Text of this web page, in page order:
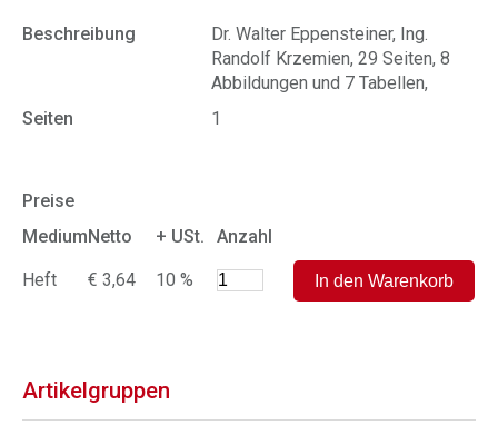
Beschreibung
Dr. Walter Eppensteiner, Ing.
Randolf Krzemien, 29 Seiten, 8
Abbildungen und 7 Tabellen,
Seiten
1
Preise
MediumNetto + USt. Anzahl
Heft € 3,64 10 %
Artikelgruppen